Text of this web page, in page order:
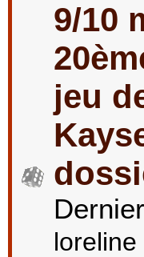
9/10
jeu
loreline